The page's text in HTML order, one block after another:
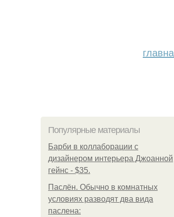
Популярные материалы
Барби в коллаборации с
дизайнером интерьера Джоанной
гейнс - $35.
Паслён. Обычно в комнатных
условиях разводят два вида
паслена: